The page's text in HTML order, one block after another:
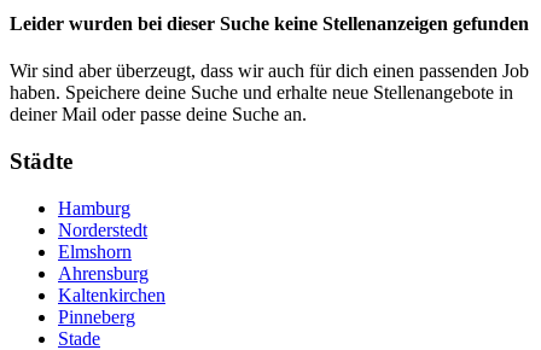
Leider wurden bei dieser Suche keine Stellenanzeigen gefunden
Wir sind aber überzeugt, dass wir auch für dich einen passenden Job
haben. Speichere deine Suche und erhalte neue Stellenangebote in
deiner Mail oder passe deine Suche an.
Städte
Hamburg
Norderstedt
Elmshorn
Ahrensburg
Kaltenkirchen
Pinneberg
Stade